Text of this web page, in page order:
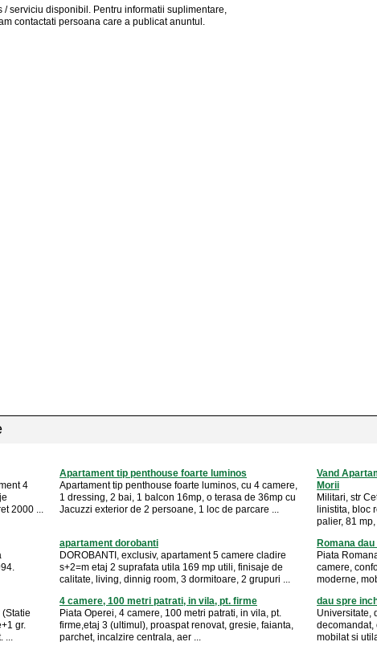
/ serviciu disponibil . Pentru informatii suplimentare,
contactati persoana care a publicat anuntul.
4
2000 ...
Apartament tip penthouse foarte luminos
Apartament tip penthouse foarte luminos, cu 4 camere,
1 dressing, 2 bai, 1 balcon 16mp, o terasa de 36mp cu
Jacuzzi exterior de 2 persoane, 1 loc de parcare ...
Vand
Morii
Militari, str
linistita, bloc
palier, 81
apartament dorobanti
DOROBANTI, exclusiv, apartament 5 camere cladire
s+2=m etaj 2 suprafata utila 169 mp utili, finisaje de
calitate, living, dinnig room, 3 dormitoare, 2 grupuri ...
Romana
Piata
camere,
moderne,
gr.
...
4 camere, 100 metri patrati, in vila, pt. firme
Piata Operei, 4 camere, 100 metri patrati, in vila, pt.
firme,etaj 3 (ultimul), proaspat renovat, gresie, faianta,
parchet, incalzire centrala, aer ...
dau spre
Universitate,
decomandat,
mobilat si